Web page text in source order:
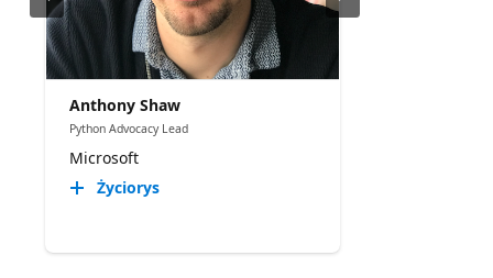
Anthony Shaw
Python Advocacy Lead
Microsoft
Życiorys